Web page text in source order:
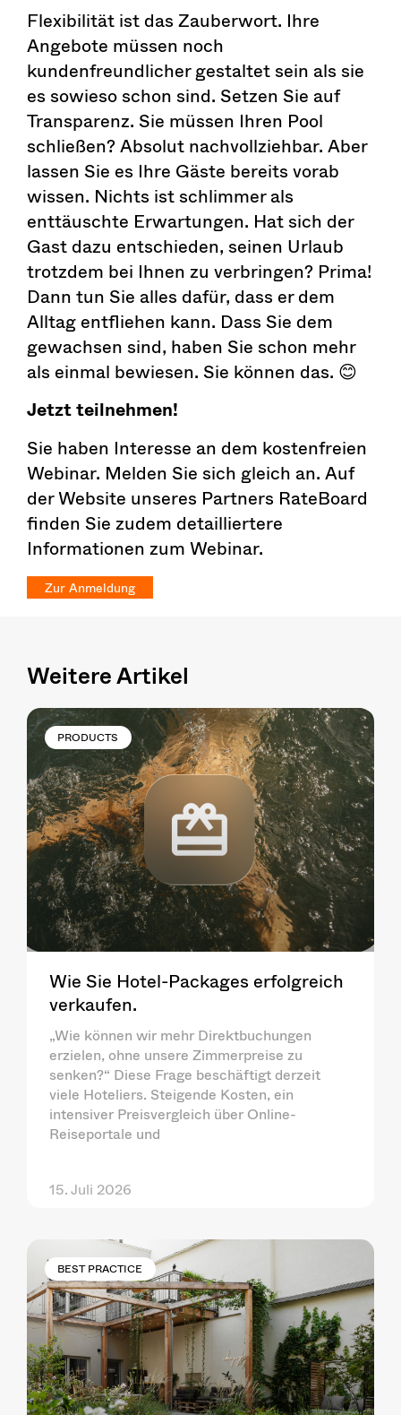
Flexibilität ist das Zauberwort. Ihre
Angebote müssen noch
kundenfreundlicher gestaltet sein als sie
es sowieso schon sind. Setzen Sie auf
Transparenz. Sie müssen Ihren Pool
schließen? Absolut nachvollziehbar. Aber
lassen Sie es Ihre Gäste bereits vorab
wissen. Nichts ist schlimmer als
enttäuschte Erwartungen. Hat sich der
Gast dazu entschieden, seinen Urlaub
trotzdem bei Ihnen zu verbringen? Prima!
Dann tun Sie alles dafür, dass er dem
Alltag entfliehen kann. Dass Sie dem
gewachsen sind, haben Sie schon mehr
als einmal bewiesen. Sie können das. 😊
Jetzt teilnehmen!
Sie haben Interesse an dem kostenfreien
Webinar. Melden Sie sich gleich an. Auf
der Website unseres Partners RateBoard
finden Sie zudem detailliertere
Informationen zum Webinar.
Zur Anmeldung
Weitere Artikel
PRODUCTS
Wie Sie Hotel-Packages erfolgreich
verkaufen.
„Wie können wir mehr Direktbuchungen
erzielen, ohne unsere Zimmerpreise zu
senken?“ Diese Frage beschäftigt derzeit
viele Hoteliers. Steigende Kosten, ein
intensiver Preisvergleich über Online-
Reiseportale und
15. Juli 2026
BEST PRACTICE